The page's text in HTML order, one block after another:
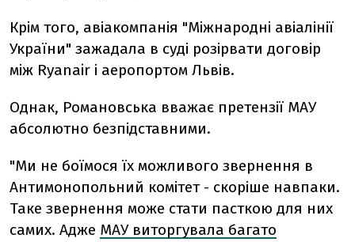
Крім того, авіакомпанія "Міжнародні авіалінії
України" зажадала в суді розірвати договір
між Ryanair і аеропортом Львів.
Однак, Романовська вважає претензії МАУ
абсолютно безпідставними.
"Ми не боїмося їх можливого звернення в
Антимонопольний комітет - скоріше навпаки.
Таке звернення може стати пасткою для них
самих. Адже МАУ виторгувала багато